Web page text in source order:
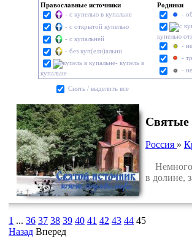
Православные источники
- с купелью в купальне
- с открытой купелью
- с купальней
- без куп(ели)альни
- купель в
купальне
Родники
-
купелью
-
-
-
Cнять / выделить все
Святые
Россия »
Немного
в долине,
1 ... 36 37 38 39 40 41 42 43 44 45
Назад Вперед